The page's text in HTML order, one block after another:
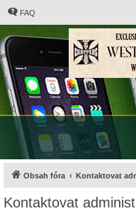
FAQ
Obsah fóra Kontaktovat
Kontaktovat